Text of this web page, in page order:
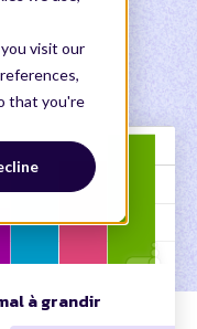
visit our
that you're
à grandir